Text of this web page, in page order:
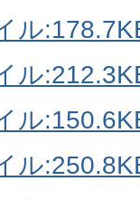
ル
ル
ル
ル